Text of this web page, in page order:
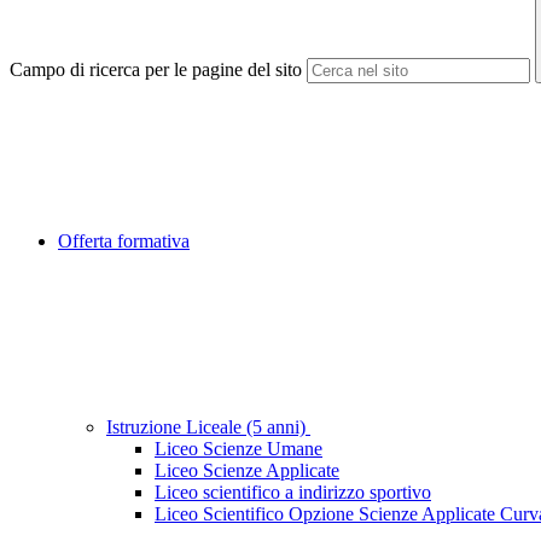
Campo di ricerca per le pagine del sito
Offerta formativa
Istruzione Liceale (5 anni)
Liceo Scienze Umane
Liceo Scienze Applicate
Liceo scientifico a indirizzo sportivo
Liceo Scientifico Opzione Scienze Applicate